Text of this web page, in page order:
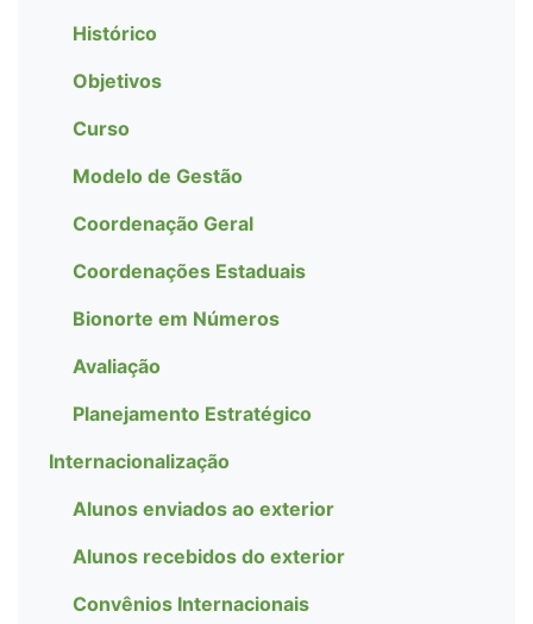
Histórico
Objetivos
Curso
Modelo de Gestão
Coordenação Geral
Coordenações Estaduais
Bionorte em Números
Avaliação
Planejamento Estratégico
Internacionalização
Alunos enviados ao exterior
Alunos recebidos do exterior
Convênios Internacionais